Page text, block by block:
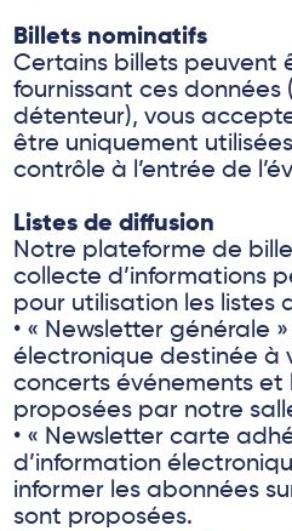
Billets nominatifs
Certains billets peuvent
fournissant ces données
détenteur), vous
être uniquement
contrôle à l’entrée de
Listes de diffusion
Notre plateforme de
collecte d’informations
pour utilisation les listes
• « Newsletter générale
électronique destinée à
concerts événements et
proposées par notre
• « Newsletter carte
d’information
informer les abonnées
sont proposées.